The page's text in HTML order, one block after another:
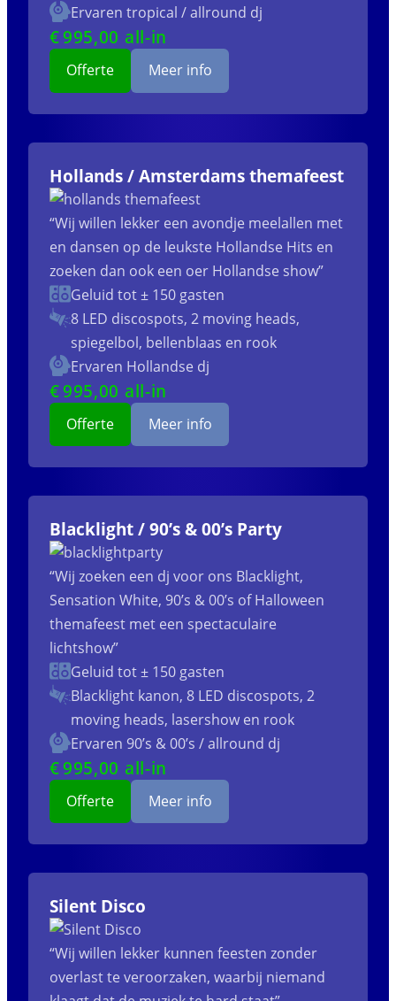
Ervaren tropical / allround dj
€995,00 all-in
Offerte Meer info
Hollands / Amsterdams themafeest
“Wij willen lekker een avondje meelallen met
en dansen op de leukste Hollandse Hits en
zoeken dan ook een oer Hollandse show”
Geluid tot ± 150 gasten
8 LED discospots, 2 moving heads,
spiegelbol, bellenblaas en rook
Ervaren Hollandse dj
€995,00 all-in
Offerte Meer info
Blacklight / 90’s & 00’s Party
“Wij zoeken een dj voor ons Blacklight,
Sensation White, 90’s & 00’s of Halloween
themafeest met een spectaculaire
lichtshow”
Geluid tot ± 150 gasten
Blacklight kanon, 8 LED discospots, 2
moving heads, lasershow en rook
Ervaren 90’s & 00’s / allround dj
€995,00 all-in
Offerte Meer info
Silent Disco
“Wij willen lekker kunnen feesten zonder
overlast te veroorzaken, waarbij niemand